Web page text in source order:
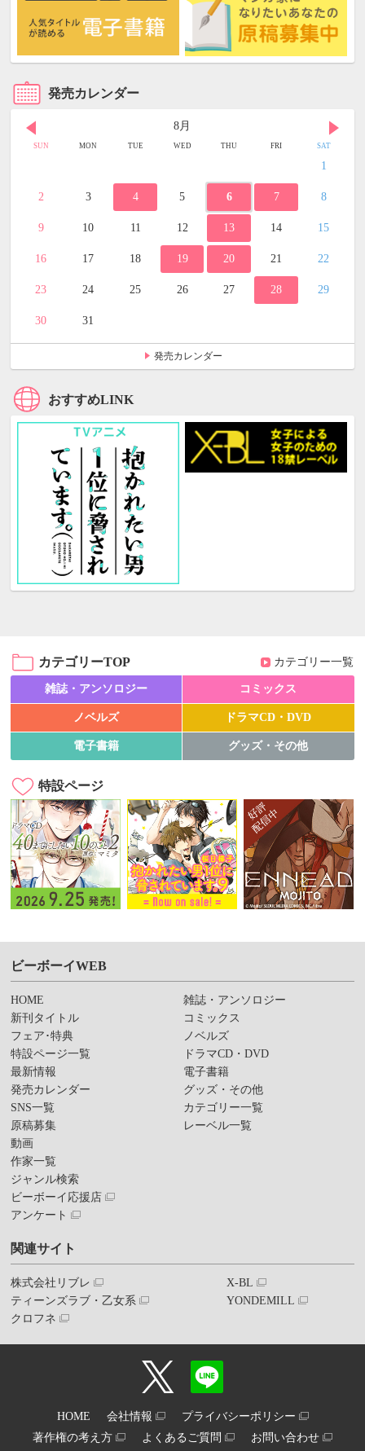
発売カレンダー
8月
SUN MON TUE WED THU FRI SAT
1
2 3 4 5 6 7 8
9 10 11 12 13 14 15
16 17 18 19 20 21 22
23 24 25 26 27 28 29
30 31
発売カレンダー
おすすめLINK
カテゴリーTOP カテゴリー一覧
雑誌・アンソロジー コミックス
ノベルズ ドラマCD・DVD
電子書籍 グッズ・その他
特設ページ
ビーボーイWEB
HOME
新刊タイトル
フェア･特典
特設ページ一覧
最新情報
発売カレンダー
SNS一覧
原稿募集
動画
作家一覧
ジャンル検索
ビーボーイ応援店
アンケート
雑誌・アンソロジー
コミックス
ノベルズ
ドラマCD・DVD
電子書籍
グッズ・その他
カテゴリー一覧
レーベル一覧
関連サイト
株式会社リブレ
ティーンズラブ・乙女系
クロフネ
X-BL
YONDEMILL
HOME 会社情報
プライバシーポリシー
著作権の考え方
よくあるご質問 お問い合わせ